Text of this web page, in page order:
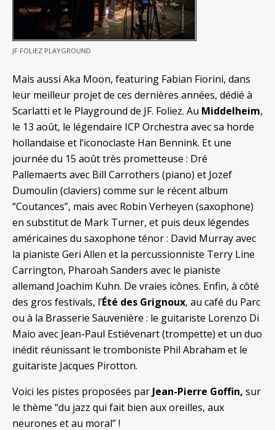
JF FOLIEZ PLAYGROUND
Mais aussi Aka Moon, featuring Fabian Fiorini, dans
leur meilleur projet de ces dernières années, dédié à
Scarlatti et le Playground de JF. Foliez. Au Middelheim,
le 13 août, le légendaire ICP Orchestra avec sa horde
hollandaise et l’iconoclaste Han Bennink. Et une
journée du 15 août très prometteuse : Dré
Pallemaerts avec Bill Carrothers (piano) et Jozef
Dumoulin (claviers) comme sur le récent album
“Coutances”, mais avec Robin Verheyen (saxophone)
en substitut de Mark Turner, et puis deux légendes
américaines du saxophone ténor : David Murray avec
la pianiste Geri Allen et la percussionniste Terry Line
Carrington, Pharoah Sanders avec le pianiste
allemand Joachim Kuhn. De vraies icônes. Enfin, à côté
des gros festivals, l’Été des Grignoux, au café du Parc
ou à la Brasserie Sauvenière : le guitariste Lorenzo Di
Maio avec Jean-Paul Estiévenart (trompette) et un duo
inédit réunissant le tromboniste Phil Abraham et le
guitariste Jacques Pirotton.
Voici les pistes proposées par Jean-Pierre Goffin, sur
le thème “du jazz qui fait bien aux oreilles, aux
neurones et au moral” !